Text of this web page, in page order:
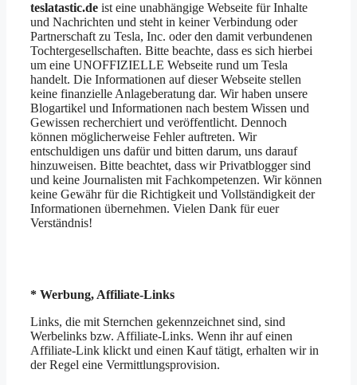
teslatastic.de ist eine unabhängige Webseite für Inhalte
und Nachrichten und steht in keiner Verbindung oder
Partnerschaft zu Tesla, Inc. oder den damit verbundenen
Tochtergesellschaften. Bitte beachte, dass es sich hierbei
um eine UNOFFIZIELLE Webseite rund um Tesla
handelt. Die Informationen auf dieser Webseite stellen
keine finanzielle Anlageberatung dar. Wir haben unsere
Blogartikel und Informationen nach bestem Wissen und
Gewissen recherchiert und veröffentlicht. Dennoch
können möglicherweise Fehler auftreten. Wir
entschuldigen uns dafür und bitten darum, uns darauf
hinzuweisen. Bitte beachtet, dass wir Privatblogger sind
und keine Journalisten mit Fachkompetenzen. Wir können
keine Gewähr für die Richtigkeit und Vollständigkeit der
Informationen übernehmen. Vielen Dank für euer
Verständnis!
* Werbung, Affiliate-Links
Links, die mit Sternchen gekennzeichnet sind, sind
Werbelinks bzw. Affiliate-Links. Wenn ihr auf einen
Affiliate-Link klickt und einen Kauf tätigt, erhalten wir in
der Regel eine Vermittlungsprovision.